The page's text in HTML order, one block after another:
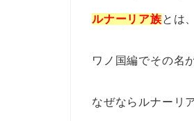
ルナーリア族とは
ワノ国編でその名
なぜならルナーリ